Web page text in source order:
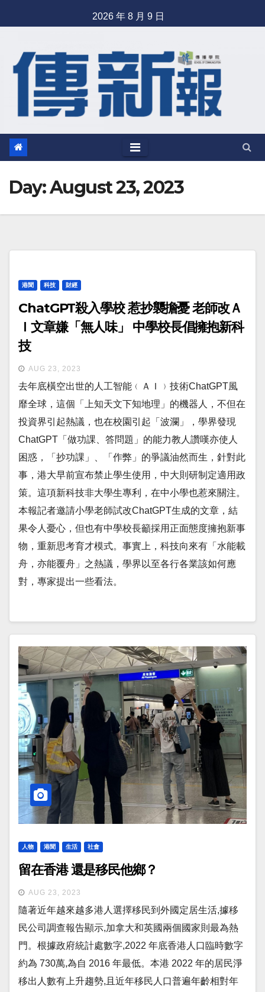
to
2026 年 8 月 9 日
Day: August 23, 2023
港聞 科技 財經
ChatGPT殺入學校 惹抄襲擔憂 老師改Ａ
Ｉ文章嫌「無人味」 中學校長倡擁抱新科
技
AUG 23, 2023
去年底橫空出世的人工智能﹙ＡＩ﹚技術ChatGPT風
靡全球，這個「上知天文下知地理」的機器人，不但在
投資界引起熱議，也在校園引起「波瀾」，學界發現
ChatGPT「做功課、答問題」的能力教人讚嘆亦使人
困惑，「抄功課」、「作弊」的爭議油然而生，針對此
事，港大早前宣布禁止學生使用，中大則研制定適用政
策。這項新科技非大學生專利，在中小學也惹來關注。
本報記者邀請小學老師試改ChatGPT生成的文章，結
果令人憂心，但也有中學校長籲採用正面態度擁抱新事
物，重新思考育才模式。事實上，科技向來有「水能載
舟，亦能覆舟」之熱議，學界以至各行各業該如何應
對，專家提出一些看法。
人物 港聞 生活 社會
留在香港 還是移民他鄉？
AUG 23, 2023
隨著近年越來越多港人選擇移民到外國定居生活,據移
民公司調查報告顯示,加拿大和英國兩個國家則最為熱
門。根據政府統計處數字,2022 年底香港人口臨時數字
約為 730萬,為自 2016 年最低。本港 2022 年的居民淨
移出人數有上升趨勢,且近年移民人口普遍年齡相對年